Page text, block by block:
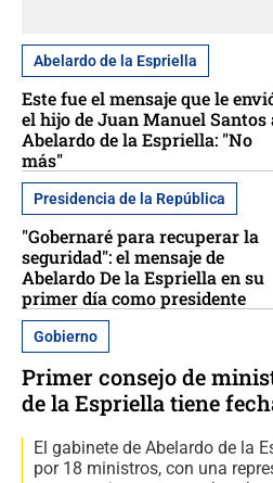
Abelardo de la Espriella
Este fue el mensaje que le
el hijo de Juan Manuel Santos
Abelardo de la Espriella: "No
más"
Presidencia de la República
"Gobernaré para recuperar la
seguridad": el mensaje de
Abelardo De la Espriella en su
primer día como presidente
Gobierno
Primer consejo de
de la Espriella tiene
El gabinete de Abelardo de la
por 18 ministros, con una